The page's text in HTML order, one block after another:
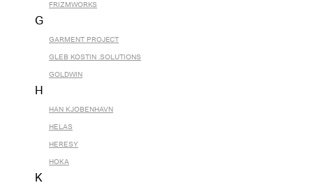
FRIZMWORKS
G
GARMENT PROJECT
GLEB KOSTIN .SOLUTIONS
GOLDWIN
H
HAN KJOBENHAVN
HELAS
HERESY
HOKA
K